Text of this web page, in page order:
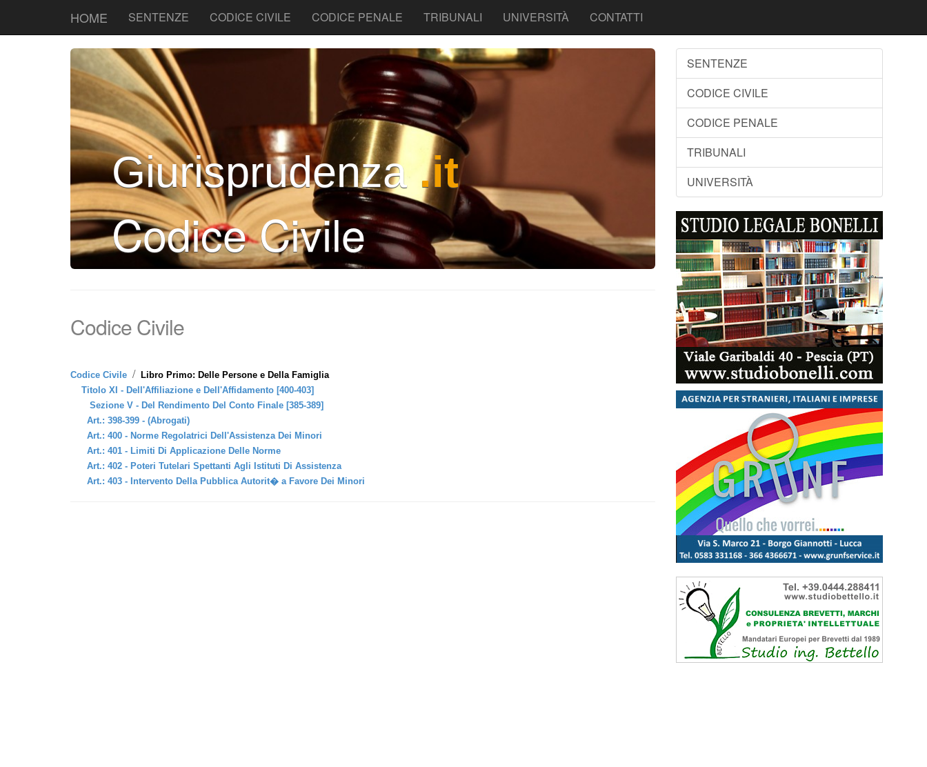
HOME SENTENZE CODICE CIVILE CODICE PENALE TRIBUNALI UNIVERSITÀ CONTATTI
Giurisprudenza.it
Codice Civile
Codice Civile
Codice Civile / Libro Primo: Delle Persone e Della Famiglia
Titolo XI - Dell'Affiliazione e Dell'Affidamento [400-403]
Sezione V - Del Rendimento Del Conto Finale [385-389]
Art.: 398-399 - (Abrogati)
Art.: 400 - Norme Regolatrici Dell'Assistenza Dei Minori
Art.: 401 - Limiti Di Applicazione Delle Norme
Art.: 402 - Poteri Tutelari Spettanti Agli Istituti Di Assistenza
Art.: 403 - Intervento Della Pubblica Autorit� a Favore Dei Minori
SENTENZE
CODICE CIVILE
CODICE PENALE
TRIBUNALI
UNIVERSITÀ